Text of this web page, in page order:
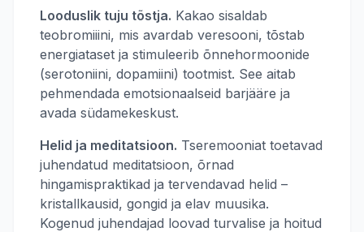
Looduslik tuju tõstja. Kakao sisaldab
teobromiiini, mis avardab veresooni, tõstab
energiataset ja stimuleerib õnnehormoonide
(serotoniini, dopamiini) tootmist. See aitab
pehmendada emotsionaalseid barjääre ja
avada südamekeskust.
Helid ja meditatsioon. Tseremooniat toetavad
juhendatud meditatsioon, õrnad
hingamispraktikad ja tervendavad helid –
kristallkausid, gongid ja elav muusika.
Kogenud juhendajad loovad turvalise ja hoitud